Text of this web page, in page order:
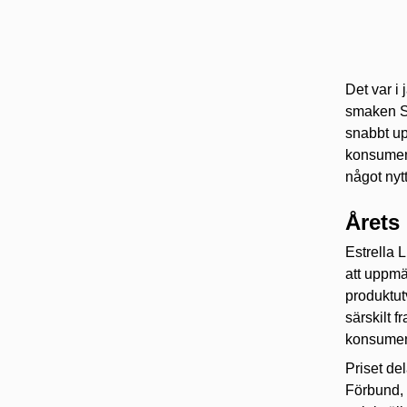
Det var i
smaken
snabbt
något
Årets
Estrella
att
särskilt
Priset